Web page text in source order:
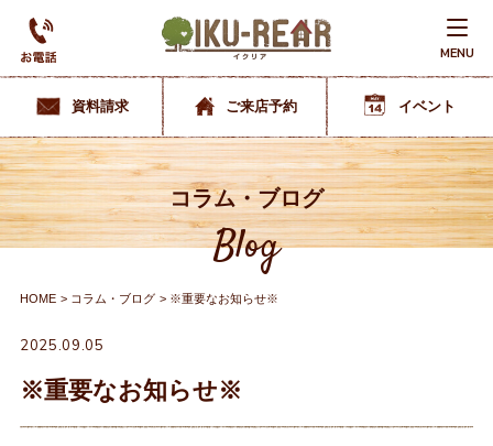
MENU
資料請求 ご来店予約 イベント
コラム・ブログ
Blog
HOME コラム・ブログ ※重要なお知らせ※
2025.09.05
※重要なお知らせ※